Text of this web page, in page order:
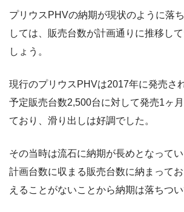
プリウスPHVの納期が現状のように落
しては、販売台数が計画通りに推移し
しょう。
現行のプリウスPHVは2017年に発売さ
予定販売台数2,500台に対して発売1ヶ
ており、滑り出しは好調でした。
その当時は流石に納期が長めとなって
計画台数に収まる販売台数に納まって
えることがないことから納期は落ちつい